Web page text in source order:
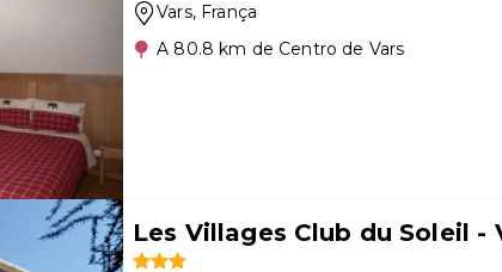
Vars, França
A 80.8 km de Centro de Vars
Les Villages Club du Soleil -